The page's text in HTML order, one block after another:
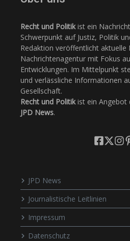
Recht und Politikist ein
Schwerpunkt auf Justiz, Politik
Redaktion veröffentlicht aktuelle
Nachrichtenagentur mit Fokus
Entwicklungen. Im Mittelpunkt
und verlässliche Informationen
Gesellschaft.
Recht und Politikist ein Angebot
JPD News.
JPD News
Journalistische Leitlinien
Impressum
Datenschutz